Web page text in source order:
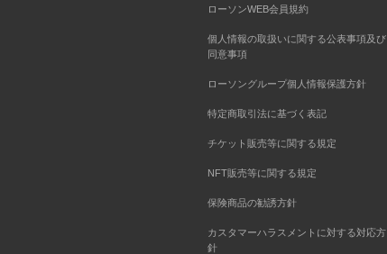
ローソンWEB会員規約
個人情報の取扱いに関する公表事項及び
同意事項
ローソングループ個人情報保護方針
特定商取引法に基づく表記
チケット販売等に関する規定
NFT販売等に関する規定
保険商品の勧誘方針
カスタマーハラスメントに対する対応方
針